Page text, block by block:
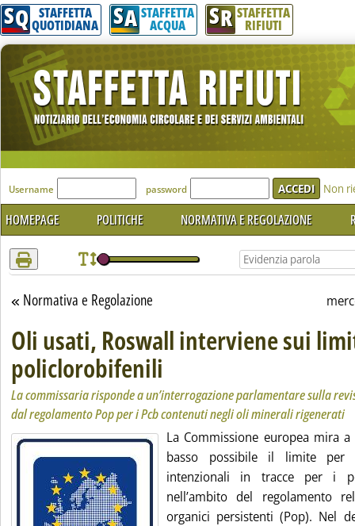
Attenzione! Esegui l'accesso per lèggere interamente la notizia.
SQ STAFFETTA
QUOTIDIANA SA STAFFETTA
ACQUA SR STAFFETTA
RIFIUTI
'Modulo Login per accedere'
Username password Non
HOMEPAGE POLITICHE NORMATIVA E REGOLAZIONE
Torna alla sezione
Normativa e Regolazione
Oli usati, Roswall interviene sui
policlorobifenili
La commissaria risponde a un’interrogazione parlamentare sulla
dal regolamento Pop per i Pcb contenuti negli oli minerali rigenerati
La Commissione europea mira
basso possibile il limite per
intenzionali in tracce per i
nell’ambito del regolamento
organici persistenti (Pop). Nel